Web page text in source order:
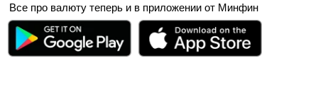
Все про валюту теперь и в приложении от Минфин